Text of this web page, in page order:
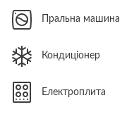
Пральна машина
Кондиціонер
Електроплита